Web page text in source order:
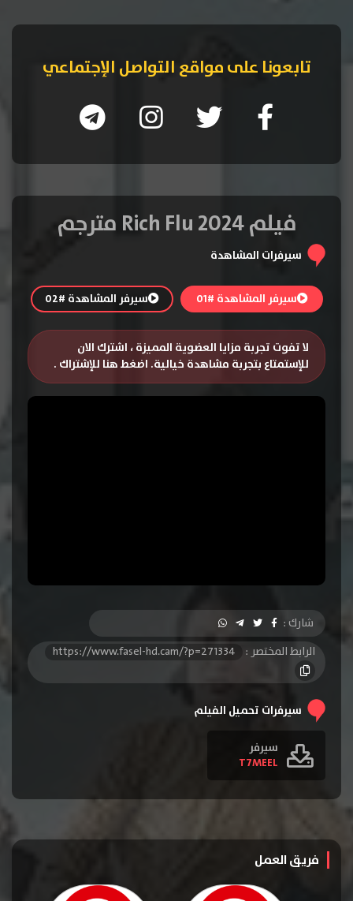
تابعونا على مواقع التواصل الإجتماعي
فيلم Rich Flu 2024 مترجم
سيرفرات المشاهدة
سيرفر المشاهدة #01 سيرفر المشاهدة #02
لا تفوت تجربة مزايا العضوية المميزة ، اشترك الان
للإستمتاع بتجربة مشاهدة خيالية. اضغط هنا للإشتراك .
شارك :
الرابط المختصر :
https://www.fasel-hd.cam/?p=271334
سيرفرات تحميل الفيلم
سيرفر
T7MEEL
فريق العمل